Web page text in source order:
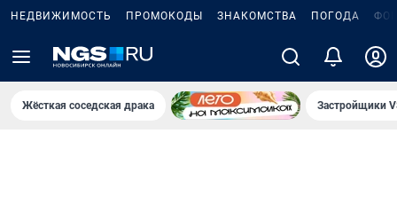
НЕДВИЖИМОСТЬ ПРОМОКОДЫ ЗНАКОМСТВА ПОГОДА
Жёсткая соседская драка Застройщики